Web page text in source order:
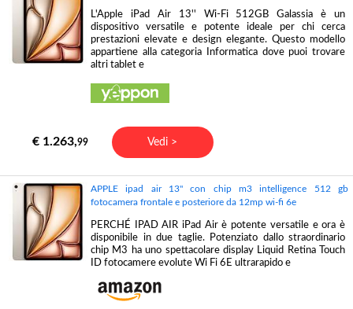
L'Apple iPad Air 13'' Wi-Fi 512GB Galassia è un
dispositivo versatile e potente ideale per chi cerca
prestazioni elevate e design elegante. Questo modello
appartiene alla categoria Informatica dove puoi trovare
altri tablet e
€ 1.263,99 Vedi >
APPLE ipad air 13'' con chip m3 intelligence 512 gb
fotocamera frontale e posteriore da 12mp wi-fi 6e
PERCHÉ IPAD AIR iPad Air è potente versatile e ora è
disponibile in due taglie. Potenziato dallo straordinario
chip M3 ha uno spettacolare display Liquid Retina Touch
ID fotocamere evolute Wi Fi 6E ultrarapido e